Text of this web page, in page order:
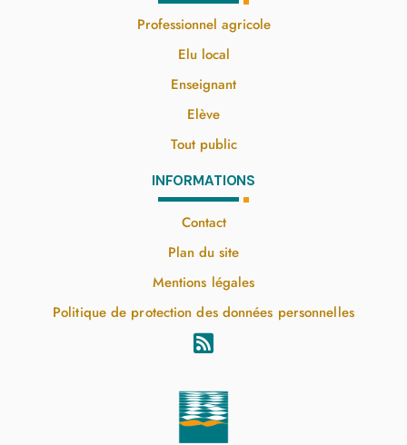
Professionnel agricole
Elu local
Enseignant
Elève
Tout public
INFORMATIONS
Contact
Plan du site
Mentions légales
Politique de protection des données personnelles